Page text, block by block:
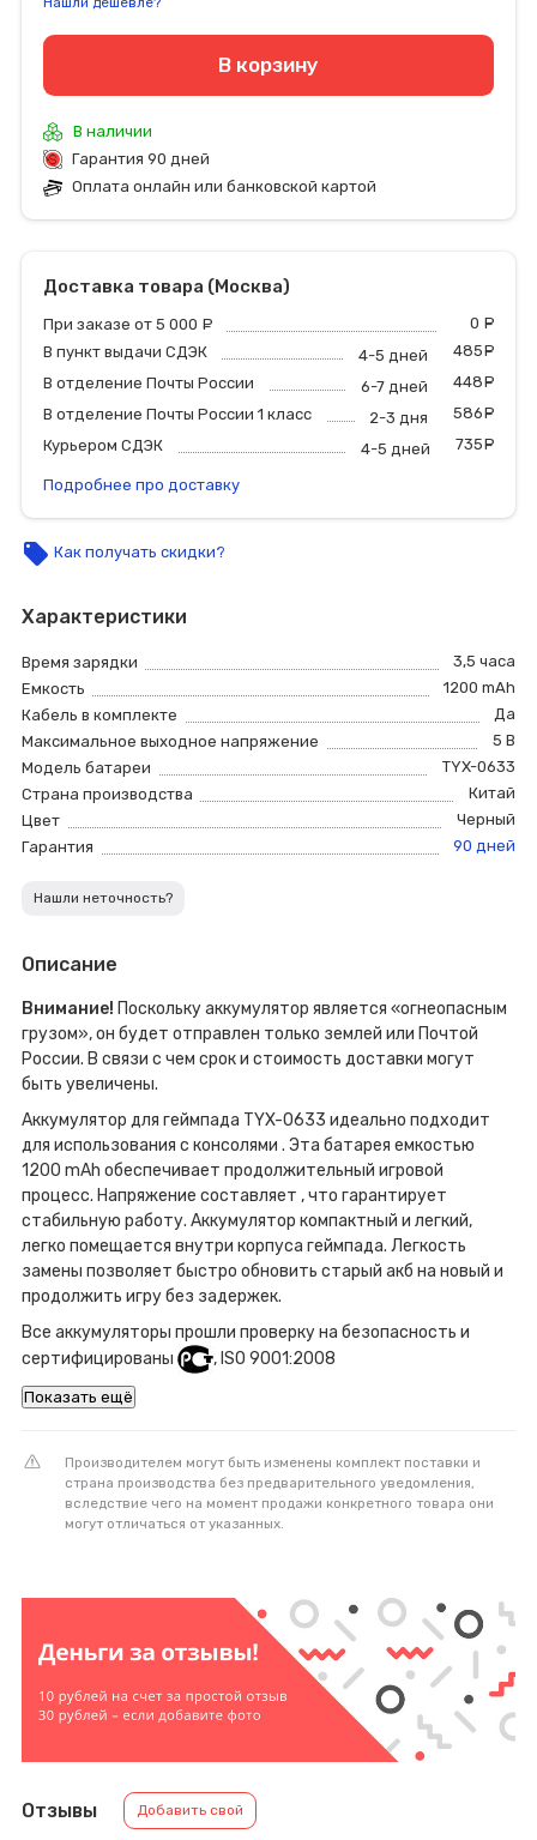
В корзину
В наличии
Гарантия 90 дней
Оплата онлайн или банковской картой
Доставка товара (Москва)
При заказе от 5 000 0
В пункт выдачи СДЭК
4-5 дней 485
В отделение Почты России
6-7 дней 448
В отделение Почты России 1 класс
2-3 дня 586
Курьером СДЭК
4-5 дней 735
Подробнее про доставку
local_offer Как получать скидки?
Характеристики
Время зарядки
3,5 часа
Емкость
1200 mAh
Кабель в комплекте
Да
Максимальное выходное напряжение
5 В
Модель батареи
TYX-0633
Страна производства
Китай
Цвет
Черный
Гарантия
90 дней
Нашли неточность?
Описание
Внимание! Поскольку аккумулятор является «огнеопасным
грузом», он будет отправлен только землей или Почтой
России. В связи с чем срок и стоимость доставки могут
быть увеличены.
Аккумулятор для геймпада TYX-0633 идеально подходит
для использования с консолями . Эта батарея емкостью
1200 mAh обеспечивает продолжительный игровой
процесс. Напряжение составляет , что гарантирует
стабильную работу. Аккумулятор компактный и легкий,
легко помещается внутри корпуса геймпада. Легкость
замены позволяет быстро обновить старый акб на новый и
продолжить игру без задержек.
Все аккумуляторы прошли проверку на безопасность и
сертифицированы
, ISO 9001:2008
Показать ещё
Производителем могут быть изменены комплект поставки и
страна производства без предварительного уведомления,
вследствие чего на момент продажи конкретного товара они
могут отличаться от указанных.
Отзывы Добавить свой